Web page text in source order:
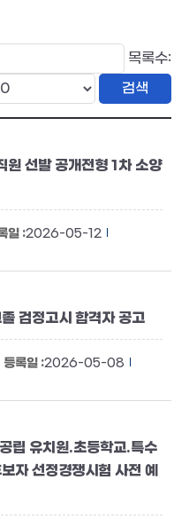
목록수:
선발 공개전형 1차 소양
2026-05-12
검정고시 합격자 공고
2026-05-08
립 유치원.초등학교.특수
자 선정경쟁시험 사전 예